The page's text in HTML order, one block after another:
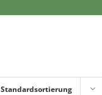
Standardsortierung